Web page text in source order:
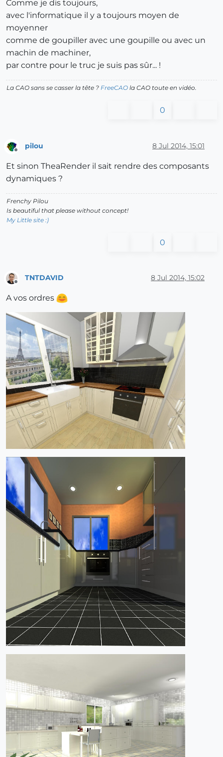
Comme je dis toujours,
avec l'informatique il y a toujours moyen de
moyenner
comme de goupiller avec une goupille ou avec un
machin de machiner,
par contre pour le truc je suis pas sûr... !
La CAO sans se casser la tête ? FreeCAO la CAO toute en vidéo.
0
Offline
pilou 8 Jul 2014, 15:01
Et sinon TheaRender il sait rendre des composants
dynamiques ?
Frenchy Pilou
Is beautiful that please without concept!
My Little site :)
0
TNTDAVID 8 Jul 2014, 15:02
A vos ordres